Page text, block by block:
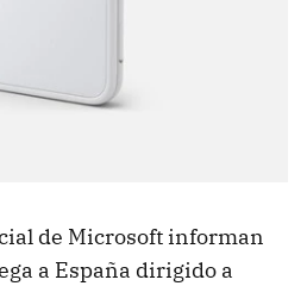
de Microsoft informan
a España dirigido a